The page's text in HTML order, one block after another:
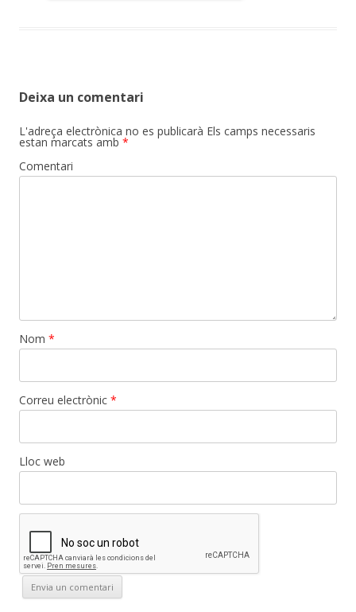
Deixa un comentari
L'adreça electrònica no es publicarà Els camps necessaris
estan marcats amb *
Comentari
Nom *
Correu electrònic *
Lloc web